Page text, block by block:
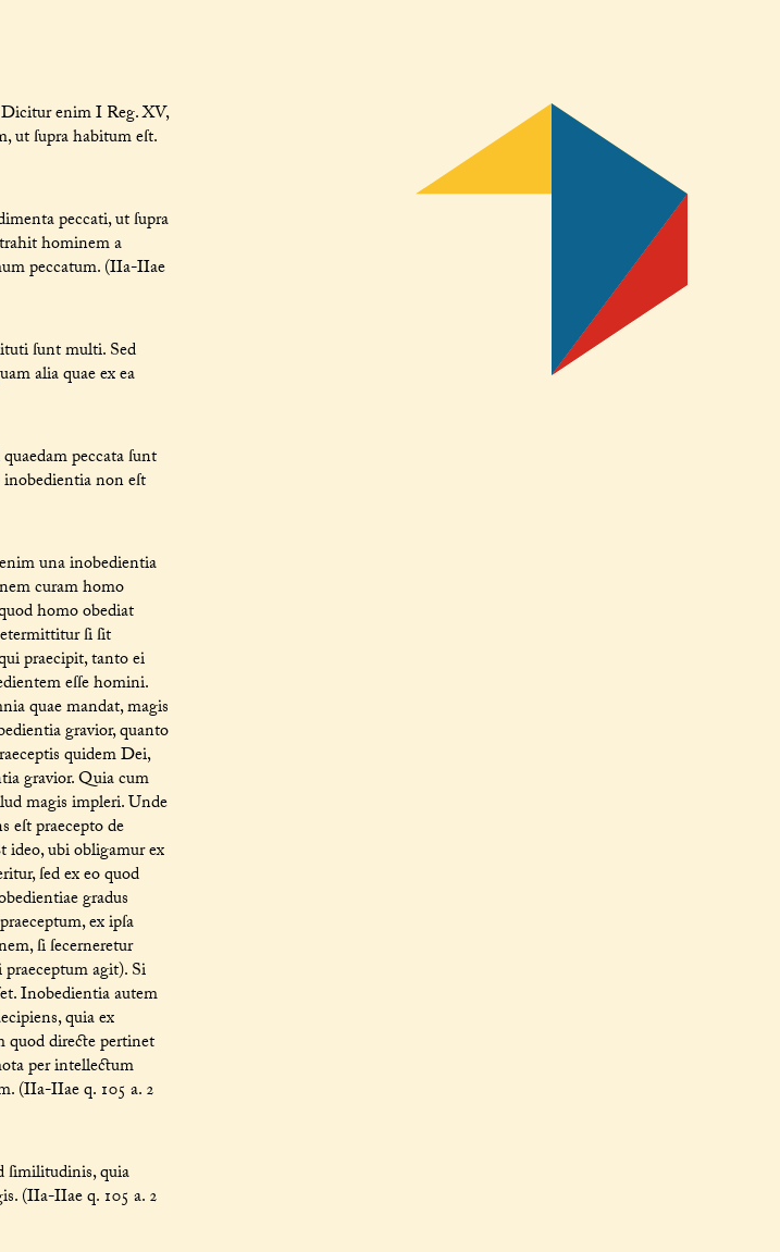
Dicitur enim I Reg. XV,
ut ſupra habitum eſt.
peccati, ut ſupra
hominem a
peccatum. (IIa-IIae
ſunt multi. Sed
alia quae ex ea
peccata ſunt
non eſt
una inobedientia
curam homo
homo obediat
ſi ſit
praecipit, tanto ei
eſſe homini.
quae mandat, magis
gravior, quanto
quidem Dei,
gravior. Quia cum
magis impleri. Unde
eſt praecepto de
ideo, ubi obligamur ex
ſed ex eo quod
gradus
ex ipſa
ſi ſecerneretur
agit). Si
Inobedientia autem
quia ex
quod directe pertinet
per intellectum
(IIa-IIae q. 105 a. 2
ſimilitudinis, quia
(IIa-IIae q. 105 a. 2